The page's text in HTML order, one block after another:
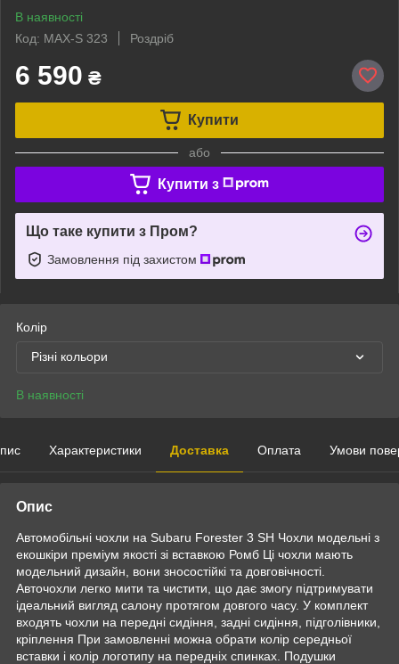
В наявності
Код: MAX-S 323
Роздріб
6 590 ₴
Купити
або
Купити з
Що таке купити з Пром?
Замовлення під захистом
Колір
Різні кольори
В наявності
Характеристики Доставка Оплата Умови
Опис
Автомобільні чохли на Subaru Forester 3 SH Чохли модельні з
екошкіри преміум якості зі вставкою Ромб Ці чохли мають
модельний дизайн, вони зносостійкі та довговічності.
Авточохли легко мити та чистити, що дає змогу підтримувати
ідеальний вигляд салону протягом довгого часу. У комплект
входять чохли на передні сидіння, задні сидіння, підголівники,
кріплення При замовленні можна обрати колір середньої
вставки і колір логотипу на передніх спинках. Подушки